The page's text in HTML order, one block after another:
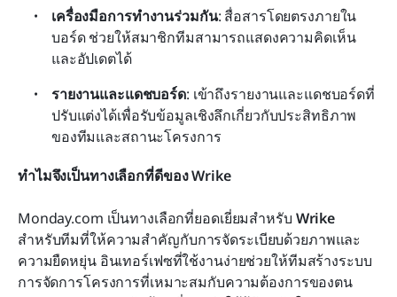
เครื่องมือการทำงานร่วมกัน: สื่อสารโดยตรงภายใน
บอร์ด ช่วยให้สมาชิกทีมสามารถแสดงความคิดเห็น
และอัปเดตได้
รายงานและแดชบอร์ด: เข้าถึงรายงานและแดชบอร์ดที่
ปรับแต่งได้เพื่อรับข้อมูลเชิงลึกเกี่ยวกับประสิทธิภาพ
ของทีมและสถานะโครงการ
ทำไมจึงเป็นทางเลือกที่ดีของ Wrike
Monday.com เป็นทางเลือกที่ยอดเยี่ยมสำหรับ Wrike
สำหรับทีมที่ให้ความสำคัญกับการจัดระเบียบด้วยภาพและ
ความยืดหยุ่น อินเทอร์เฟซที่ใช้งานง่ายช่วยให้ทีมสร้างระบบ
การจัดการโครงการที่เหมาะสมกับความต้องการของตน